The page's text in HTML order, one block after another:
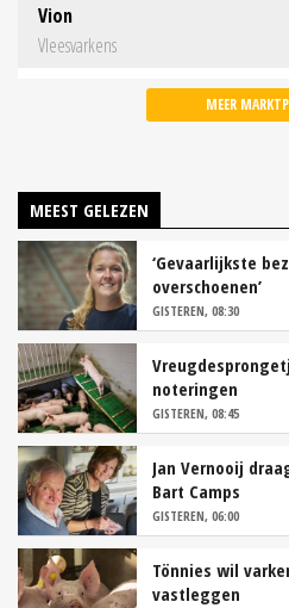
Vion
Vleesvarkens
MEER
MEEST GELEZEN
‘Gevaarlijkste
overschoenen’
GISTEREN, 08:30
noteringen
GISTEREN, 08:45
Jan Vernooij
Bart Camps
GISTEREN, 06:00
Tönnies wil
vastleggen